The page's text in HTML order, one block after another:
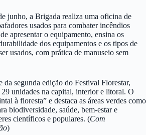
junho, a Brigada realiza uma oficina de
usados para combater incêndios
apresentar o equipamento, ensina os
dos equipamentos e os tipos de
usados, com prática de manuseio sem
da segunda edição do Festival Florestar,
unidades na capital, interior e litoral. O
à floresta” e destaca as áreas verdes como
biodiversidade, saúde, bem-estar e
científicos e populares. (Com
)